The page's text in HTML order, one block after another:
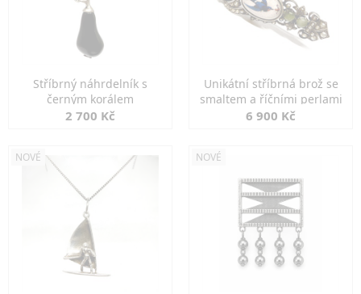
Stříbrný náhrdelník s
černým korálem
2 700 Kč
Unikátní stříbrná brož se
smaltem a říčními perlami
6 900 Kč
NOVÉ NOVÉ